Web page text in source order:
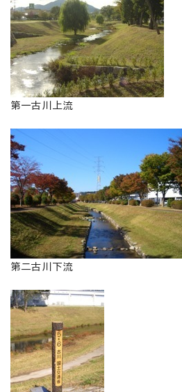
第一古川上流
第二古川下流